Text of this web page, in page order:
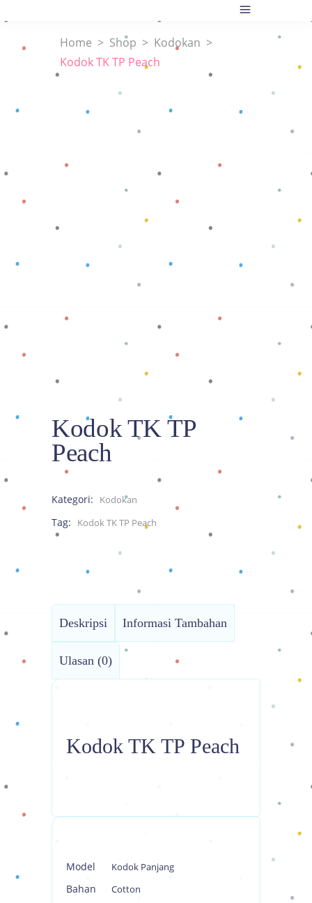
Home > Shop > Kodokan >
Kodok TK TP Peach
Kodok TK TP
Peach
Kategori: Kodokan
Tag: Kodok TK TP Peach
Deskripsi Informasi Tambahan
Ulasan (0)
Kodok TK TP Peach
Model Kodok Panjang
Bahan Cotton